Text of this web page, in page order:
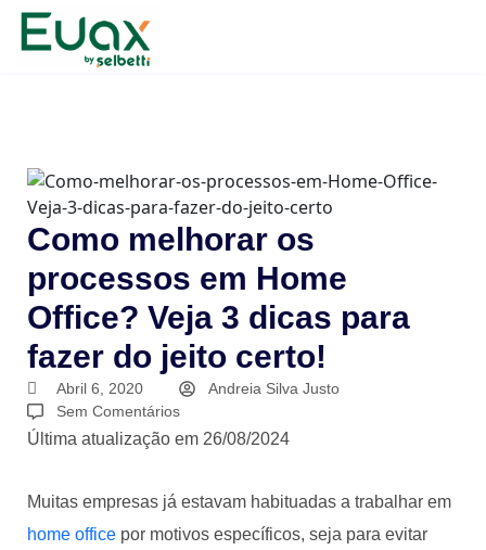
Como melhorar os
processos em Home
Office? Veja 3 dicas para
fazer do jeito certo!
Abril 6, 2020
Andreia Silva Justo
Sem Comentários
Última atualização em 26/08/2024
Muitas empresas já estavam habituadas a trabalhar em
home office por motivos específicos, seja para evitar